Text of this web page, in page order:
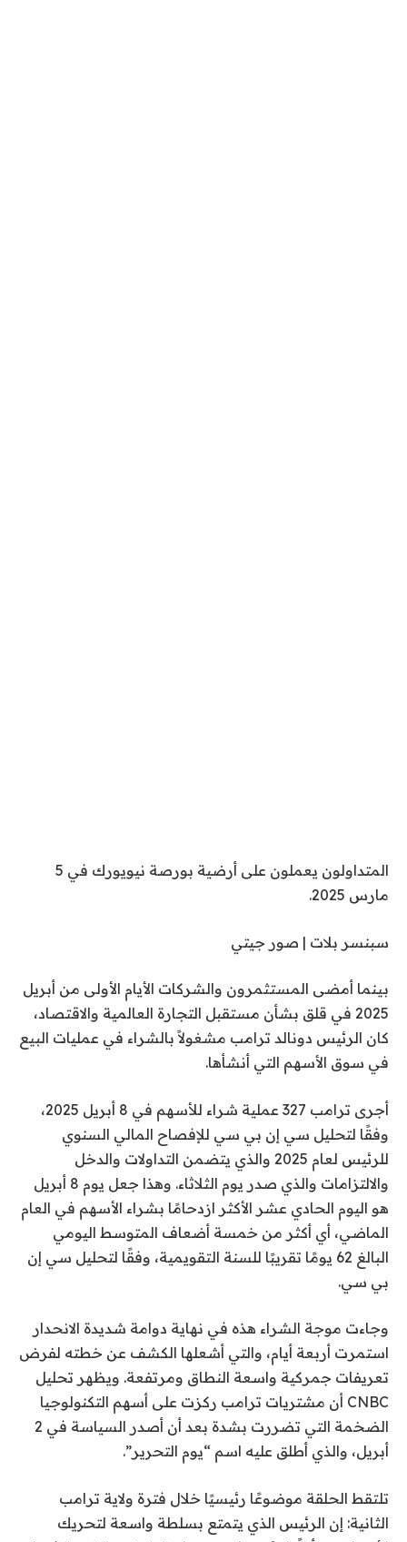
المتداولون يعملون على أرضية بورصة نيويورك في 5
مارس 2025.
سبنسر بلات | صور جيتي
بينما أمضى المستثمرون والشركات الأيام الأولى من أبريل
2025 في قلق بشأن مستقبل التجارة العالمية والاقتصاد،
كان الرئيس دونالد ترامب مشغولاً بالشراء في عمليات البيع
في سوق الأسهم التي أنشأها.
أجرى ترامب 327 عملية شراء للأسهم في 8 أبريل 2025،
وفقًا لتحليل سي إن بي سي للإفصاح المالي السنوي
للرئيس لعام 2025 والذي يتضمن التداولات والدخل
والالتزامات والذي صدر يوم الثلاثاء. وهذا جعل يوم 8 أبريل
هو اليوم الحادي عشر الأكثر ازدحامًا بشراء الأسهم في العام
الماضي، أي أكثر من خمسة أضعاف المتوسط ​​اليومي
البالغ 62 يومًا تقريبًا للسنة التقويمية، وفقًا لتحليل سي إن
بي سي.
وجاءت موجة الشراء هذه في نهاية دوامة شديدة الانحدار
استمرت أربعة أيام، والتي أشعلها الكشف عن خطته لفرض
تعريفات جمركية واسعة النطاق ومرتفعة. ويظهر تحليل
CNBC أن مشتريات ترامب ركزت على أسهم التكنولوجيا
الضخمة التي تضررت بشدة بعد أن أصدر السياسة في 2
أبريل، والذي أطلق عليه اسم “يوم التحرير”.
تلتقط الحلقة موضوعًا رئيسيًا خلال فترة ولاية ترامب
الثانية: إن الرئيس الذي يتمتع بسلطة واسعة لتحريك